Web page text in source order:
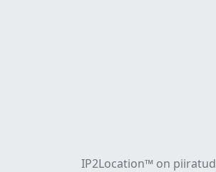
IP2Location™ on piiratud